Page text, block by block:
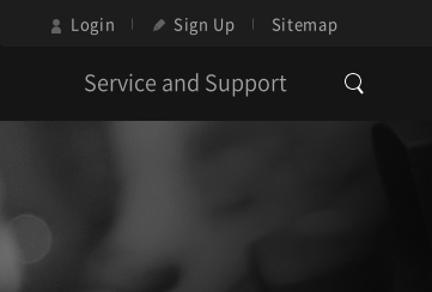
Login Sign Up Sitemap
Service and Support